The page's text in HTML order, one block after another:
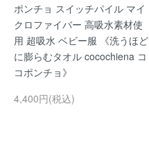
ポンチョ スイッチパイル マイ
クロファイバー 高吸水素材使
用 超吸水 ベビー服 《洗うほど
に膨らむタオル cocochiena コ
コポンチョ》
4,400円(税込)